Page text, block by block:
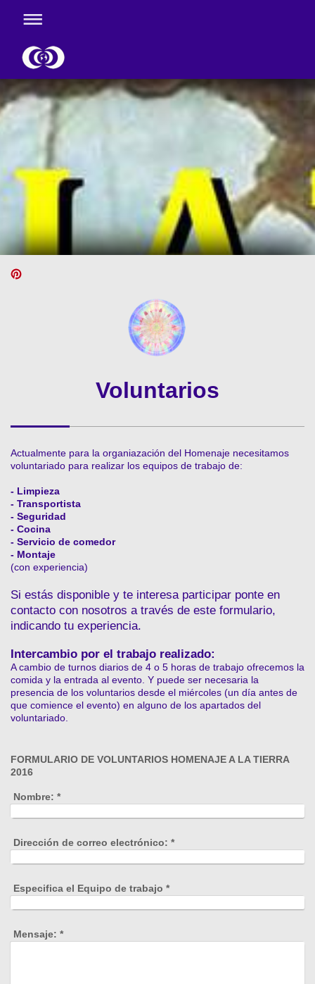
Voluntarios
Actualmente para la organiazación del Homenaje necesitamos
voluntariado para realizar los equipos de trabajo de:
- Limpieza
- Transportista
- Seguridad
- Cocina
- Servicio de comedor
- Montaje
(con experiencia)
Si estás disponible y te interesa participar ponte en
contacto con nosotros a través de este formulario,
indicando tu experiencia.
Intercambio por el trabajo realizado:
A cambio de turnos diarios de 4 o 5 horas de trabajo ofrecemos la
comida y la entrada al evento. Y puede ser necesaria la
presencia de los voluntarios desde el miércoles (un día antes de
que comience el evento) en alguno de los apartados del
voluntariado.
FORMULARIO DE VOLUNTARIOS HOMENAJE A LA TIERRA
2016
Nombre: *
Dirección de correo electrónico: *
Especifica el Equipo de trabajo *
Mensaje: *